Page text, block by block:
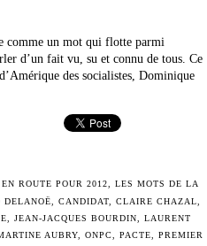
comme un mot qui flotte parmi
d’un fait vu, su et connu de tous. Ce
des socialistes, Dominique
EN ROUTE POUR 2012
LES MOTS DE LA
DELANOË ,CANDIDAT ,CLAIRE CHAZAL
JEAN-JACQUES BOURDIN
LAURENT
AUBRY ONPC PACTE
PREMIER